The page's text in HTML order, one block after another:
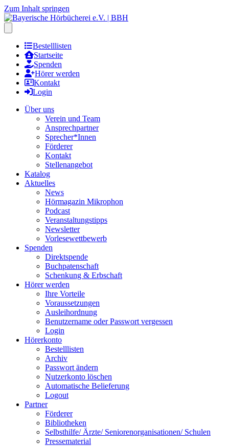
Zum Inhalt springen
Bestelllisten
Startseite
Spenden
Hörer werden
Kontakt
Login
Über uns
Verein und Team
Ansprechpartner
Sprecher*Innen
Förderer
Kontakt
Stellenangebot
Katalog
Aktuelles
News
Hörmagazin Mikrophon
Podcast
Veranstaltungstipps
Newsletter
Vorlesewettbewerb
Spenden
Direktspende
Buchpatenschaft
Schenkung & Erbschaft
Hörer werden
Ihre Vorteile
Voraussetzungen
Ausleihordnung
Benutzername oder Passwort vergessen
Login
Hörerkonto
Bestelllisten
Archiv
Passwort ändern
Nutzerkonto löschen
Automatische Belieferung
Logout
Partner
Förderer
Bibliotheken
Selbsthilfe/ Ärzte/ Seniorenorganisationen/ Schulen
Pressematerial